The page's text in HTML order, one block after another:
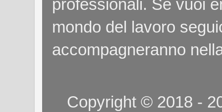
professionali. Se vuoi
mondo del lavoro
accompagneranno
Copyright © 2018 -